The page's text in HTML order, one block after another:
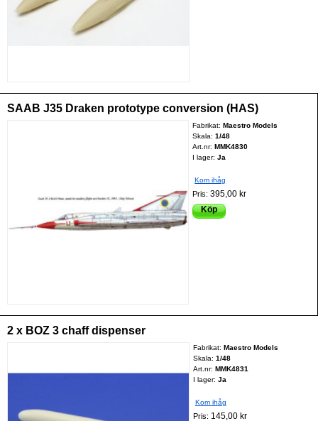
SAAB J35 Draken prototype conversion (HAS)
Fabrikat:Maestro Models
Skala:1/48
Art.nr:MMK4830
I lager: Ja
Kom ihåg
Pris:395,00 kr
Köp
2 x BOZ 3 chaff dispenser
Fabrikat: Maestro Models
Skala: 1/48
Art.nr: MMK4831
I lager: Ja
Kom ihåg
Pris: 145,00 kr